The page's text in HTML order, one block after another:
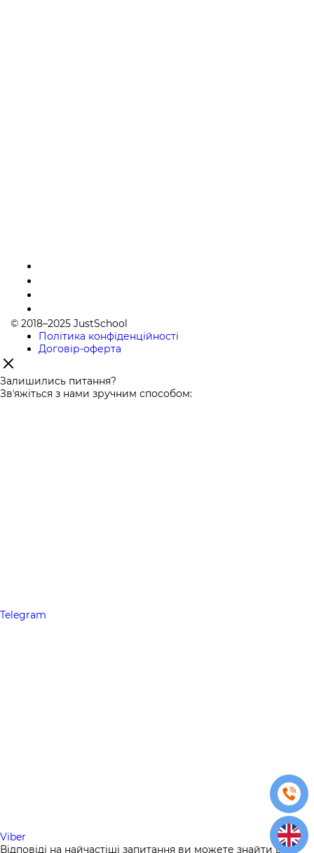
© 2018–2025 JustSchool
Політика конфіденційності
Договір-оферта
Залишились питання?
Звʼяжіться з нами зручним способом:
Telegram
Viber
Відповіді на найчастіші запитання ви можете знайти в